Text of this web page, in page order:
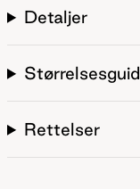
Detaljer
Rettelser